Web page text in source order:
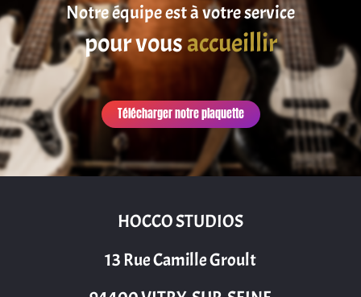
Notre équipe est à votre service
pour vousaccueillir
Télécharger notre plaquette
HOCCO STUDIOS
13 Rue Camille Groult